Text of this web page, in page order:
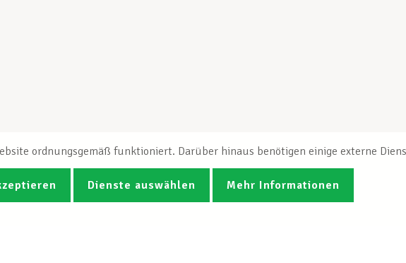
ordnungsgemäß funktioniert. Darüber hinaus benötigen einige externe
Dienste auswählen Mehr Informationen